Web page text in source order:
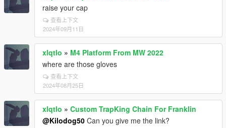
raise your cap
查看上下文
2024年09月11日
xlqtlo » M4 Platform From MW 2022
where are those gloves
查看上下文
2024年08月25日
xlqtlo » Custom TrapKing Chain For Franklin
@Kilodog50 Can you give me the link?